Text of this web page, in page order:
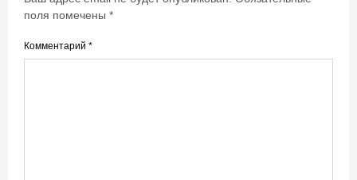
поля помечены *
Комментарий *